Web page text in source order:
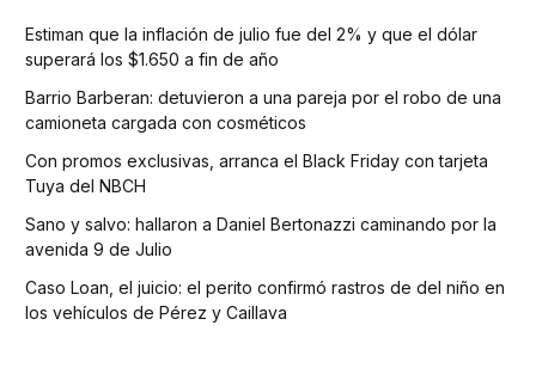
Estiman que la inflación de julio fue del 2% y que el dólar
superará los $1.650 a fin de año
Barrio Barberan: detuvieron a una pareja por el robo de una
camioneta cargada con cosméticos
Con promos exclusivas, arranca el Black Friday con tarjeta
Tuya del NBCH
Sano y salvo: hallaron a Daniel Bertonazzi caminando por la
avenida 9 de Julio
Caso Loan, el juicio: el perito confirmó rastros de del niño en
los vehículos de Pérez y Caillava